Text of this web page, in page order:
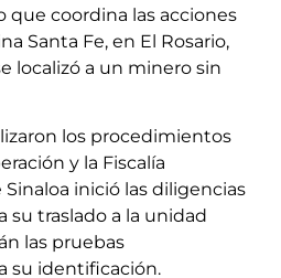
que coordina las acciones
Santa Fe, en El Rosario,
localizó a un minero sin
los procedimientos
y la Fiscalía
inició las diligencias
su traslado a la unidad
las pruebas
su identificación.